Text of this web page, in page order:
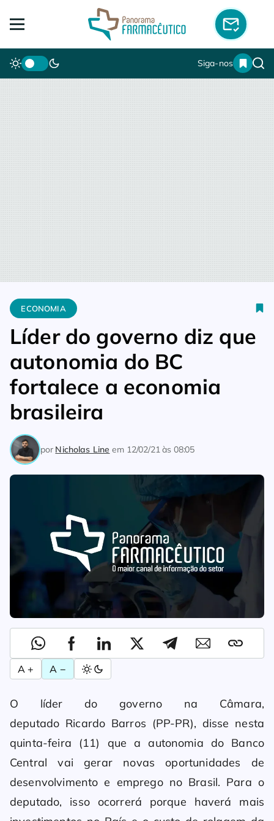
Siga-nos
Home Economia Líder do governo diz que autonomia do
ECONOMIA
Líder do governo diz que
autonomia do BC
fortalece a economia
brasileira
por Nicholas Line em 12/02/21 às 08:05
A + A −
O líder do governo na Câmara,
deputado Ricardo Barros (PP-PR), disse nesta
quinta-feira (11) que a autonomia do Banco
Central vai gerar novas oportunidades de
desenvolvimento e emprego no Brasil. Para o
deputado, isso ocorrerá porque haverá mais